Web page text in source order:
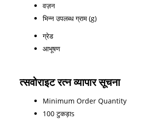
वज़न
भिन्न उपलब्ध ग्राम (g)
ग्रेड
आभूषण
त्सवोराइट रत्न व्यापार सूचना
Minimum Order Quantity
100 टुकड़ाs